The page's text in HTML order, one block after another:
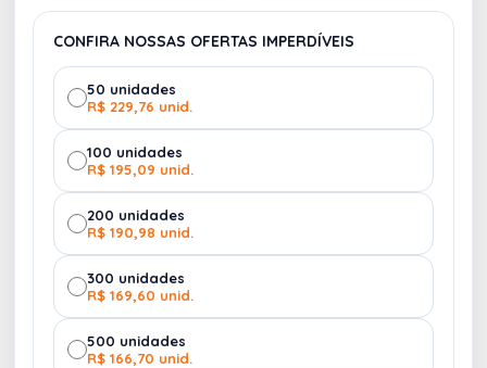
CONFIRA NOSSAS OFERTAS IMPERDÍVEIS
50 unidades
R$ 229,76 unid.
100 unidades
R$ 195,09 unid.
200 unidades
R$ 190,98 unid.
300 unidades
R$ 169,60 unid.
500 unidades
R$ 166,70 unid.